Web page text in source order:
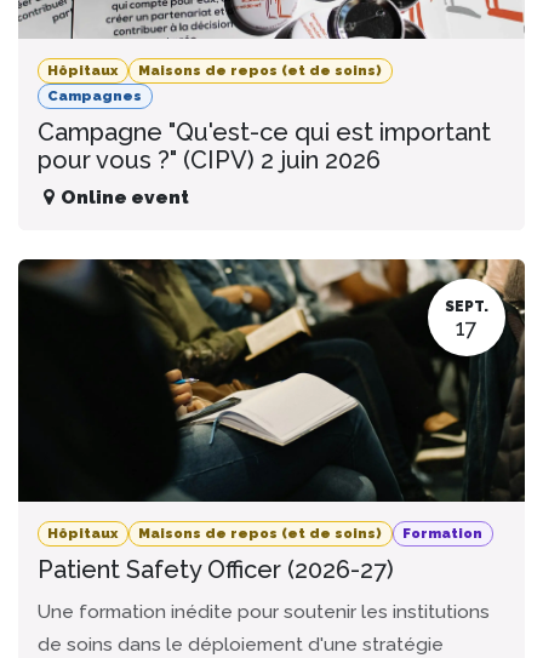
Hôpitaux
Maisons de repos (et de soins)
Campagnes
Campagne "Qu'est-ce qui est important
pour vous ?" (CIPV) 2 juin 2026
Online event
SEPT.
17
Hôpitaux Maisons de repos (et de soins) Formation
Patient Safety Officer (2026-27)
Une formation inédite pour soutenir les institutions
de soins dans le déploiement d'une stratégie